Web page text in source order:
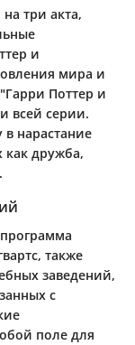
три акта,
и
мира и
Поттер и
всей серии.
в нарастание
как дружба,
также
заведений,
с
поле для